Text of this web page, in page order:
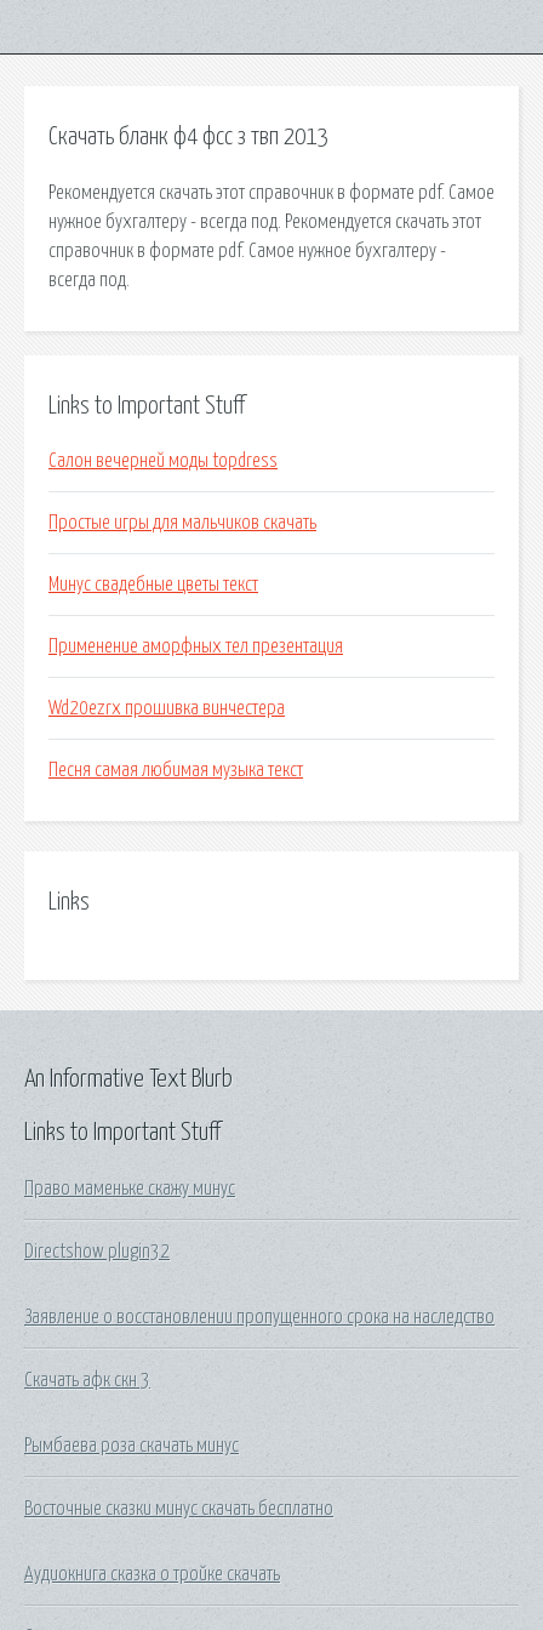
Скачать бланк ф4 фсс з твп 2013
Рекомендуется скачать этот справочник в формате pdf. Самое
нужное бухгалтеру - всегда под. Рекомендуется скачать этот
справочник в формате pdf. Самое нужное бухгалтеру -
всегда под.
Links to Important Stuff
Салон вечерней моды topdress
Простые игры для мальчиков скачать
Минус свадебные цветы текст
Применение аморфных тел презентация
Wd20ezrx прошивка винчестера
Песня самая любимая музыка текст
Links
Links to Important Stuff
Право маменьке скажу минус
Directshow plugin32
Заявление о восстановлении пропущенного срока на наследство
Скачать афк скн 3
Рымбаева роза скачать минус
Восточные сказки минус скачать бесплатно
Аудиокнига сказка о тройке скачать
An Informative Text Blurb